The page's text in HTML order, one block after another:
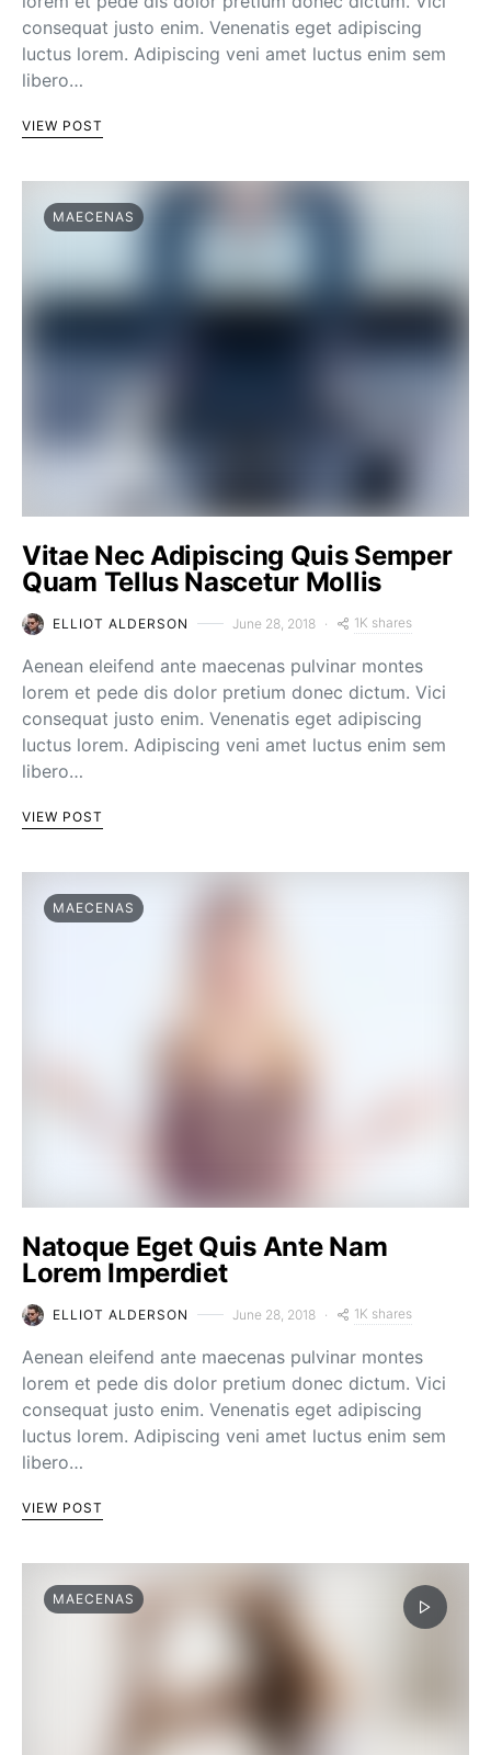
consequat justo enim. Venenatis eget adipiscing
luctus lorem. Adipiscing veni amet luctus enim sem
libero…
VIEW POST
MAECENAS
Vitae Nec Adipiscing Quis Semper
Quam Tellus Nascetur Mollis
ELLIOT ALDERSON June 28, 2018 1K shares
Aenean eleifend ante maecenas pulvinar montes
lorem et pede dis dolor pretium donec dictum. Vici
consequat justo enim. Venenatis eget adipiscing
luctus lorem. Adipiscing veni amet luctus enim sem
libero…
VIEW POST
MAECENAS
Natoque Eget Quis Ante Nam
Lorem Imperdiet
ELLIOT ALDERSON June 28, 2018 1K shares
Aenean eleifend ante maecenas pulvinar montes
lorem et pede dis dolor pretium donec dictum. Vici
consequat justo enim. Venenatis eget adipiscing
luctus lorem. Adipiscing veni amet luctus enim sem
libero…
VIEW POST
MAECENAS